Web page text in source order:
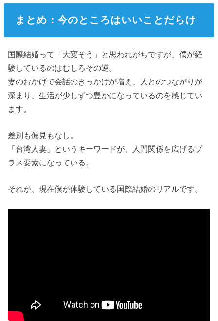
まとめ：今のところはいいことだらけ
国際結婚って「大変そう」と思われがちですが、僕が経
験しているのはむしろその逆。
妻のおかげで会話のきっかけが増え、人とのつながりが
深まり、生活が少しずつ豊かになっているのを感じてい
ます。
差別も偏見もなし。
「台湾人妻」というキーワードが、人間関係を広げるプ
ラス要素になっている。
それが、現在僕が体験している国際結婚のリアルです。